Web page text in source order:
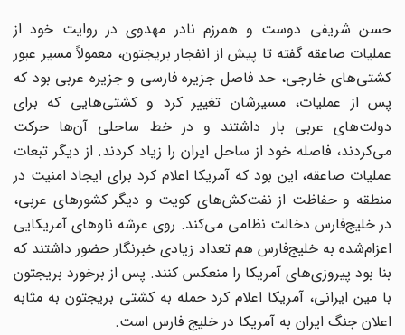
حسن شریفی دوست و همرزم نادر مهدوی در روایت خود از
عملیات صاعقه گفته تا پیش از انفجار بریجتون، معمولاً مسیر عبور
کشتی‌های خارجی، حد فاصل جزیره فارسی و جزیره عربی بود که
پس از عملیات، مسیرشان تغییر کرد و کشتی‌هایی که برای
دولت‌های عربی بار داشتند و در خط ساحلی آن‌ها حرکت
می‌کردند، فاصله خود از ساحل ایران را زیاد کردند. از دیگر تبعات
عملیات صاعقه، این بود که آمریکا اعلام کرد برای ایجاد امنیت در
منطقه و حفاظت از نفت‌کش‌های کویت و دیگر کشورهای عربی،
در خلیج‌فارس دخالت نظامی می‌کند. روی عرشه ناوهای آمریکایی
اعزام‌شده به خلیج‌فارس هم تعداد زیادی خبرنگار حضور داشتند که
بنا بود پیروزی‌های آمریکا را منعکس کنند. پس از برخورد بریجتون
با مین ایرانی، آمریکا اعلام کرد حمله به کشتی بریجتون به مثابه
اعلان جنگ ایران به آمریکا در خلیج فارس است.